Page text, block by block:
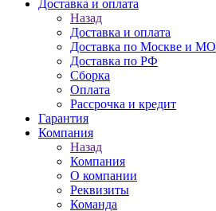
Доставка и оплата
Назад
Доставка и оплата
Доставка по Москве и МО
Доставка по РФ
Сборка
Оплата
Рассрочка и кредит
Гарантия
Компания
Назад
Компания
О компании
Реквизиты
Команда